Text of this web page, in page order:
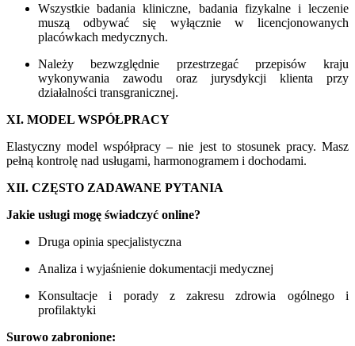
Wszystkie badania kliniczne, badania fizykalne i leczenie
muszą odbywać się wyłącznie w licencjonowanych
placówkach medycznych.
Należy bezwzględnie przestrzegać przepisów kraju
wykonywania zawodu oraz jurysdykcji klienta przy
działalności transgranicznej.
XI. MODEL WSPÓŁPRACY
Elastyczny model współpracy – nie jest to stosunek pracy. Masz
pełną kontrolę nad usługami, harmonogramem i dochodami.
XII. CZĘSTO ZADAWANE PYTANIA
Jakie usługi mogę świadczyć online?
Druga opinia specjalistyczna
Analiza i wyjaśnienie dokumentacji medycznej
Konsultacje i porady z zakresu zdrowia ogólnego i
profilaktyki
Surowo zabronione: